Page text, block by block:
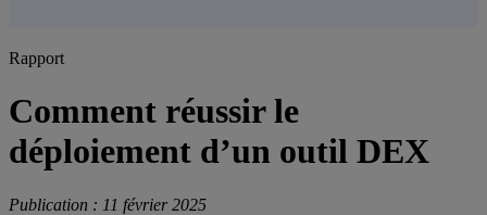
Rapport
Comment réussir le
déploiement d’un outil DEX
Publication : 11 février 2025